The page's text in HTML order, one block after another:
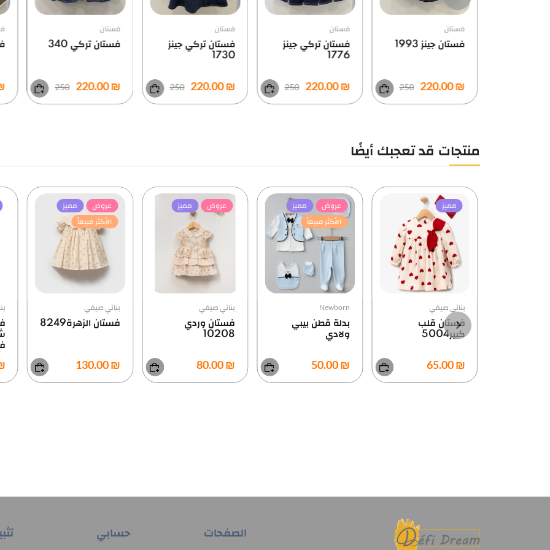
فستان
فستان جينز 1993
₪ 220.00
250
فستان
فستان تركي جينز
1776
₪ 220.00
250
فستان
فستان تركي جينز
1730
₪ 220.00
250
فستان
فستان تركي 340
₪ 220.00
250
منتجات قد تعجبك أيضًا
مميز
بناتي صيفي
فستان قلب
كبير5004
₪ 65.00
عروض
مميز
الأكثر مبيعاً
Newborn
بدلة قطن بيبي
ولادي
₪ 50.00
عروض مميز
بناتي صيفي
فستان وردي
10208
₪ 80.00
عروض
مميز
الأكثر مبيعاً
بناتي صيفي
فستان الزهرة8249
₪ 130.00
الصفحات حسابي